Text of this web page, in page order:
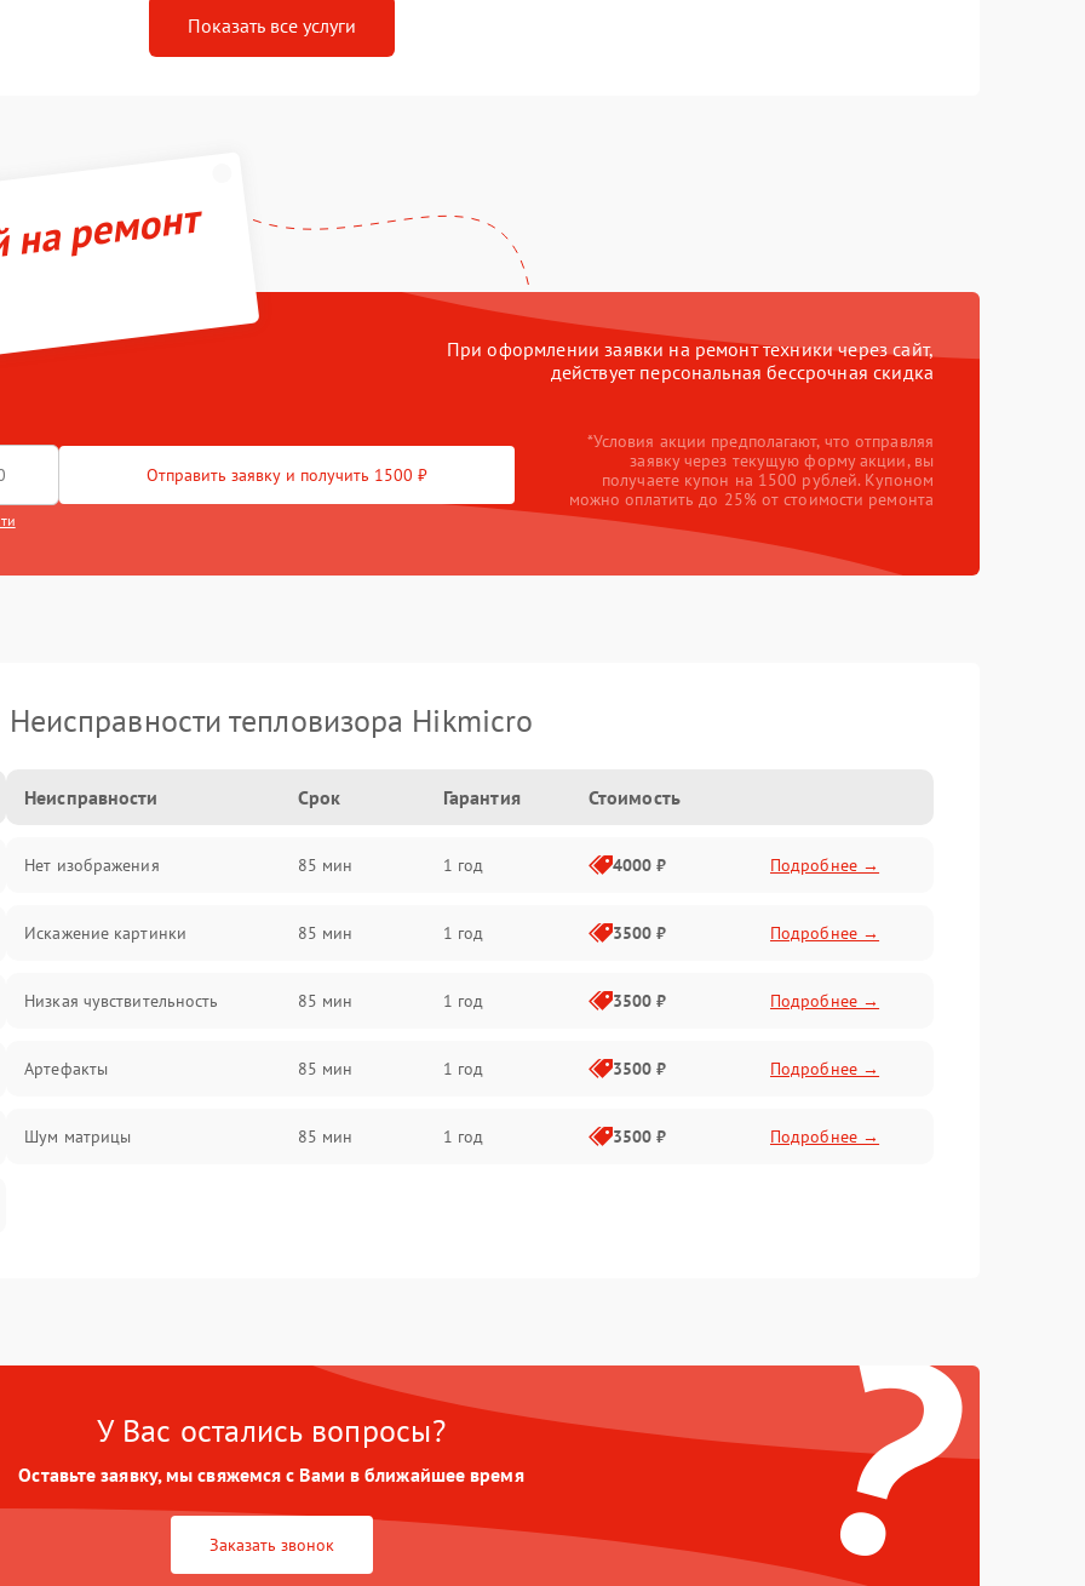
Показать все услуги
ремонт
При оформлении заявки на ремонт техники через сайт,
действует персональная бессрочная скидка
Отправить заявку и получить 1500 ₽
*Условия акции предполагают, что отправляя
заявку через текущую форму акции, вы
получаете купон на 1500 рублей. Купоном
можно оплатить до 25% от стоимости ремонта
Неисправности тепловизора Hikmicro
Неисправности Срок Гарантия Стоимость
Нет изображения 85 мин 1 год 4000 ₽ Подробнее →
Искажение картинки 85 мин 1 год 3500 ₽ Подробнее →
Низкая чувствительность 85 мин 1 год 3500 ₽ Подробнее →
Артефакты 85 мин 1 год 3500 ₽ Подробнее →
Шум матрицы 85 мин 1 год 3500 ₽ Подробнее →
?
У Вас остались вопросы?
Оставьте заявку, мы свяжемся с Вами в ближайшее время
Заказать звонок